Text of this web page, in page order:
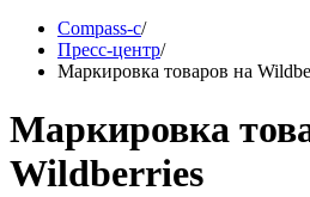
Compass-c/
Пресс-центр/
Маркировка товаров на
Маркировка
Wildberries